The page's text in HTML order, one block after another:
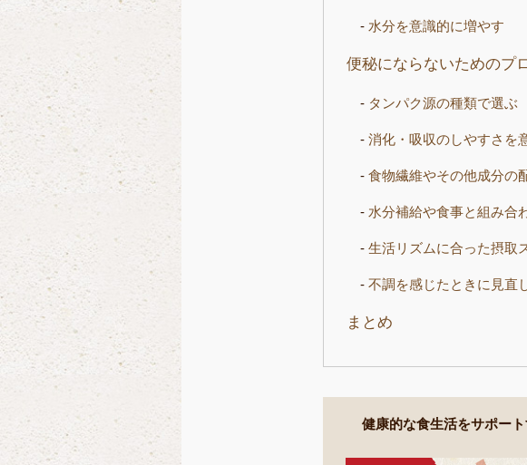
水分を意識的に増やす
便秘にならないためのプ
タンパク源の種類で選ぶ
消化・吸収のしやすさを
食物繊維やその他成分の
水分補給や食事と組み合
生活リズムに合った摂取
不調を感じたときに見直
まとめ
健康的な食生活をサポート